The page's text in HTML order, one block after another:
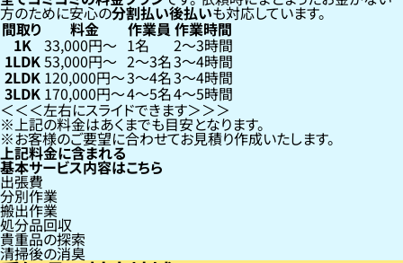
方のために安心の分割払い後払いも対応しています。
間取り 料金 作業員 作業時間
1K 33,000円〜 1名 2〜3時間
1LDK53,000円〜 2〜3名3〜4時間
2LDK 120,000円〜3〜4名3〜4時間
3LDK 170,000円〜4〜5名4〜5時間
左右にスライドできます
上記の料金はあくまでも目安となります。
お客様のご要望に合わせてお見積り作成いたします。
上記料金に含まれる
基本サービス内容はこちら
出張費
分別作業
搬出作業
処分品回収
貴重品の探索
清掃後の消臭